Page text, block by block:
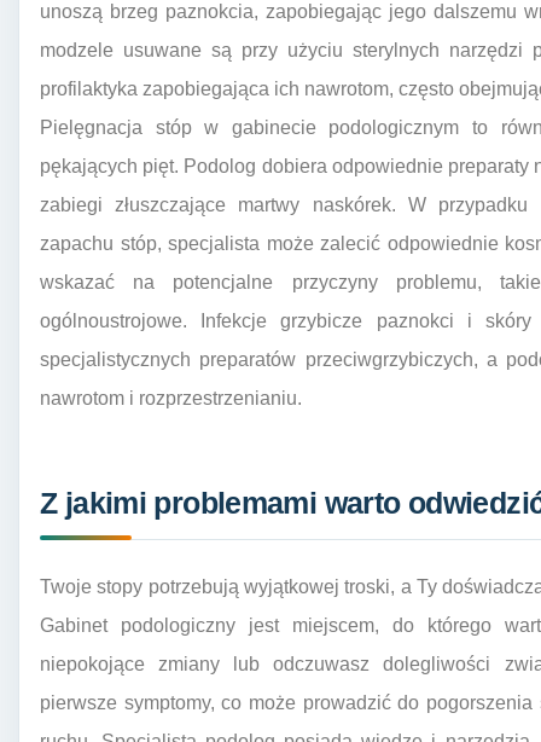
unoszą brzeg paznokcia, zapobiegając jego dalszemu
modzele usuwane są przy użyciu sterylnych narzędzi
profilaktyka zapobiegająca ich nawrotom, często
Pielęgnacja stóp w gabinecie podologicznym to
pękających pięt. Podolog dobiera odpowiednie
zabiegi złuszczające martwy naskórek. W
zapachu stóp, specjalista może zalecić odpowiednie
wskazać na potencjalne przyczyny problemu,
ogólnoustrojowe. Infekcje grzybicze paznokci i
specjalistycznych preparatów przeciwgrzybiczych, a
nawrotom i rozprzestrzenianiu.
Z jakimi problemami warto
Twoje stopy potrzebują wyjątkowej troski, a Ty
Gabinet podologiczny jest miejscem, do którego
niepokojące zmiany lub odczuwasz dolegliwości
pierwsze symptomy, co może prowadzić do